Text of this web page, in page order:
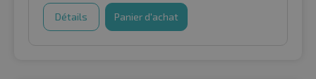
Détails Panier d'achat